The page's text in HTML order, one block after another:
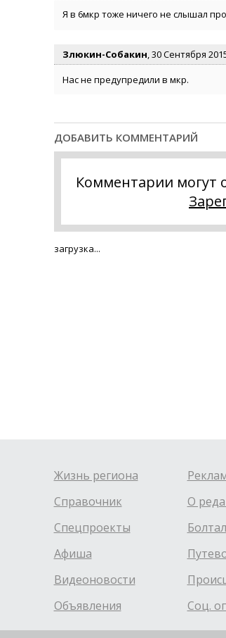
Я в 6мкр тоже ничего не слышал
Злюкин-Собакин, 30 Сентября
Нас не предупредили в мкр.
ДОБАВИТЬ КОММЕНТАРИЙ
Комментарии могут
загрузка...
Жизнь региона
Справочник
Спецпроекты
Афиша
Видеоновости
Объявления
О
Соц.